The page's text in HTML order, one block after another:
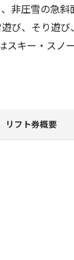
非圧雪の急
び、そり遊
キー・スノ
リフト券概要